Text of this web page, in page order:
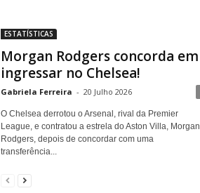
ESTATÍSTICAS
Morgan Rodgers concorda em
ingressar no Chelsea!
Gabriela Ferreira - 20 Julho 2026
O Chelsea derrotou o Arsenal, rival da Premier
League, e contratou a estrela do Aston Villa, Morgan
Rodgers, depois de concordar com uma
transferência...